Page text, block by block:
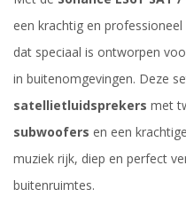
een krachtig en
dat speciaal is ontworpen
in buitenomgevingen. Deze
satellietluidsprekers met
subwoofers en een krachtige
muziek rijk, diep en perfect
buitenruimtes.